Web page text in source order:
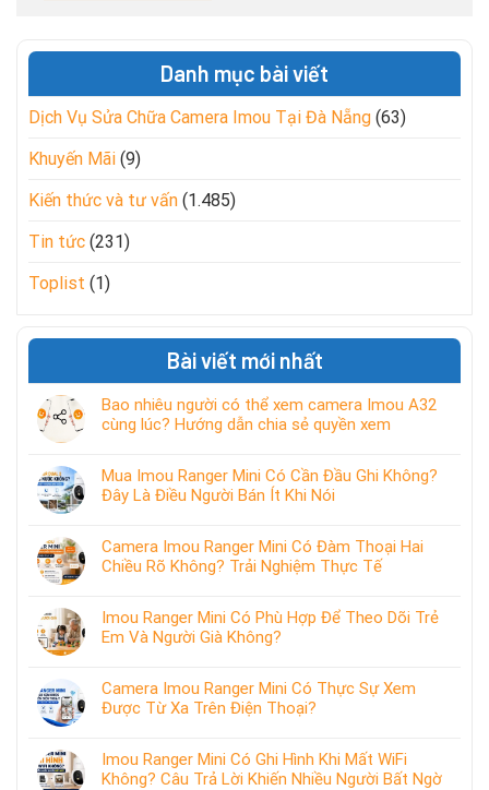
Danh mục bài viết
Dịch Vụ Sửa Chữa Camera Imou Tại Đà Nẵng (63)
Khuyến Mãi (9)
Kiến thức và tư vấn (1.485)
Tin tức (231)
Toplist (1)
Bài viết mới nhất
Bao nhiêu người có thể xem camera Imou A32
cùng lúc? Hướng dẫn chia sẻ quyền xem
Mua Imou Ranger Mini Có Cần Đầu Ghi Không?
Đây Là Điều Người Bán Ít Khi Nói
Camera Imou Ranger Mini Có Đàm Thoại Hai
Chiều Rõ Không? Trải Nghiệm Thực Tế
Imou Ranger Mini Có Phù Hợp Để Theo Dõi Trẻ
Em Và Người Già Không?
Camera Imou Ranger Mini Có Thực Sự Xem
Được Từ Xa Trên Điện Thoại?
Imou Ranger Mini Có Ghi Hình Khi Mất WiFi
Không? Câu Trả Lời Khiến Nhiều Người Bất Ngờ